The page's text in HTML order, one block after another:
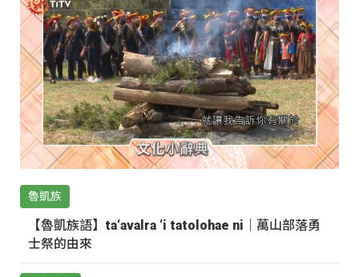
魯凱族
【魯凱族語】ta‘avalra ‘i tatolohae ni｜萬山部落勇
士祭的由來